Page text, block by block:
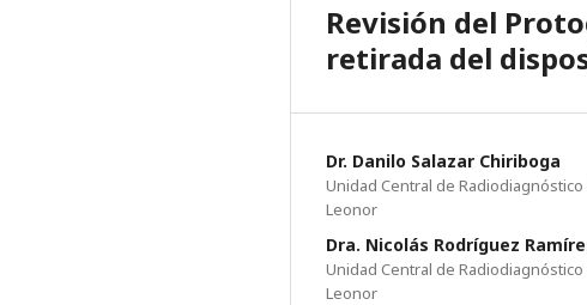
Revisión del
retirada del
Dr. Danilo Salazar Chiriboga
Unidad Central de
Leonor
Dra. Nicolás Rodríguez
Unidad Central de
Leonor